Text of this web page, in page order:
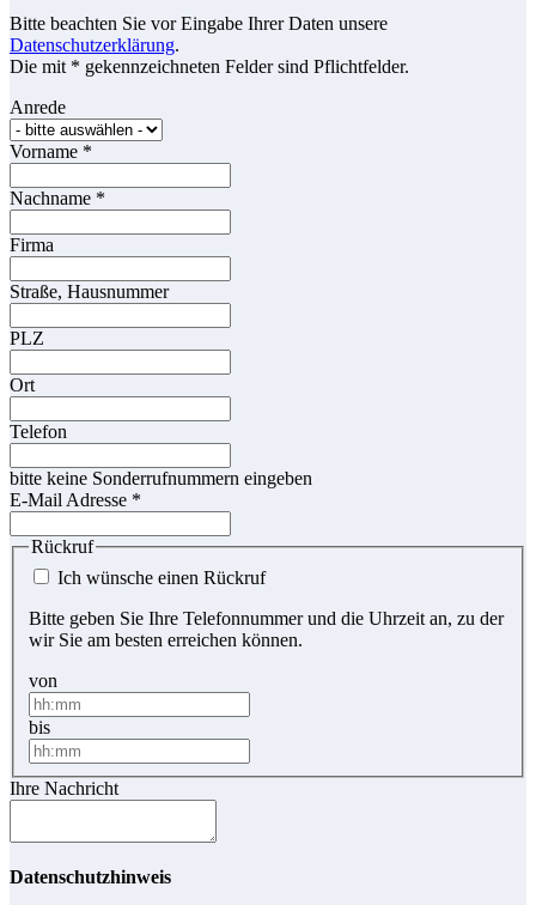
Bitte beachten Sie vor Eingabe Ihrer Daten unsere
Datenschutzerklärung.
Die mit * gekennzeichneten Felder sind Pflichtfelder.
Anrede
Vorname *
Nachname *
Firma
Straße, Hausnummer
PLZ
Ort
Telefon
bitte keine Sonderrufnummern eingeben
E-Mail Adresse *
Rückruf
Ich wünsche einen Rückruf
Bitte geben Sie Ihre Telefonnummer und die Uhrzeit an, zu der
wir Sie am besten erreichen können.
von
bis
Ihre Nachricht
Datenschutzhinweis